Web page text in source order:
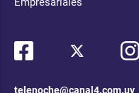
telenoche@canal4.com.uy